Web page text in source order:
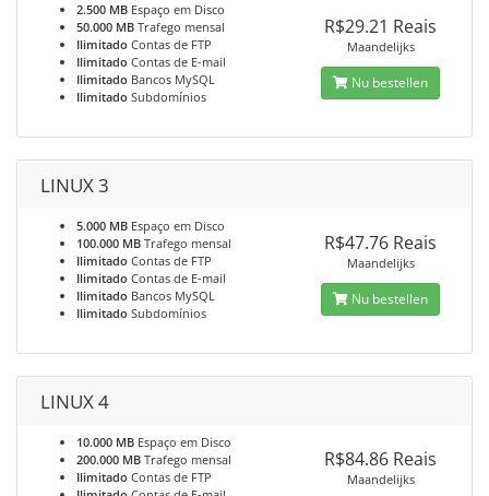
2.500 MB Espaço em Disco
50.000 MB Trafego mensal
Ilimitado Contas de FTP
Ilimitado Contas de E-mail
Ilimitado Bancos MySQL
Ilimitado Subdomínios
R$29.21 Reais
Maandelijks
Nu bestellen
LINUX 3
5.000 MB Espaço em Disco
100.000 MB Trafego mensal
Ilimitado Contas de FTP
Ilimitado Contas de E-mail
Ilimitado Bancos MySQL
Ilimitado Subdomínios
R$47.76 Reais
Maandelijks
Nu bestellen
LINUX 4
10.000 MB Espaço em Disco
200.000 MB Trafego mensal
Ilimitado Contas de FTP
R$84.86 Reais
Maandelijks